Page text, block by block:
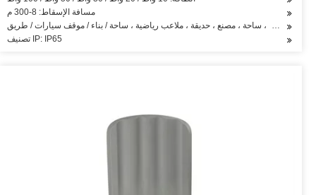
مسافة الإسقاط: 8-300 م
التطبيق: بارك ، ساحة ، مصنع ، حديقة ، ملاعب رياضية ، ساحة / بناء / موقف سيارات / طريق
تصنيف IP: IP65